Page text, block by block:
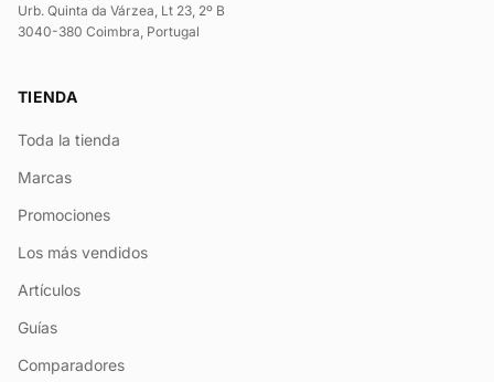
Urb. Quinta da Várzea, Lt 23, 2º B
3040-380 Coimbra, Portugal
TIENDA
Toda la tienda
Marcas
Promociones
Los más vendidos
Artículos
Guías
Comparadores